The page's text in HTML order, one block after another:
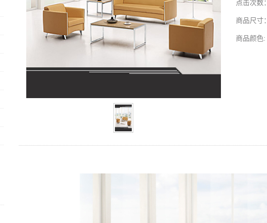
点击次数
商品尺寸
商品颜色: